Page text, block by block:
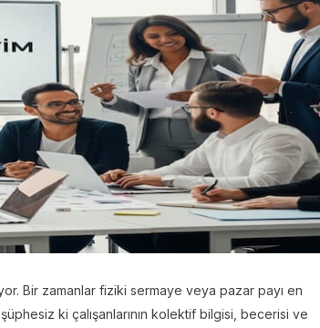
Bir zamanlar fiziki sermaye veya pazar payı en
ki çalışanlarının kolektif bilgisi, becerisi ve